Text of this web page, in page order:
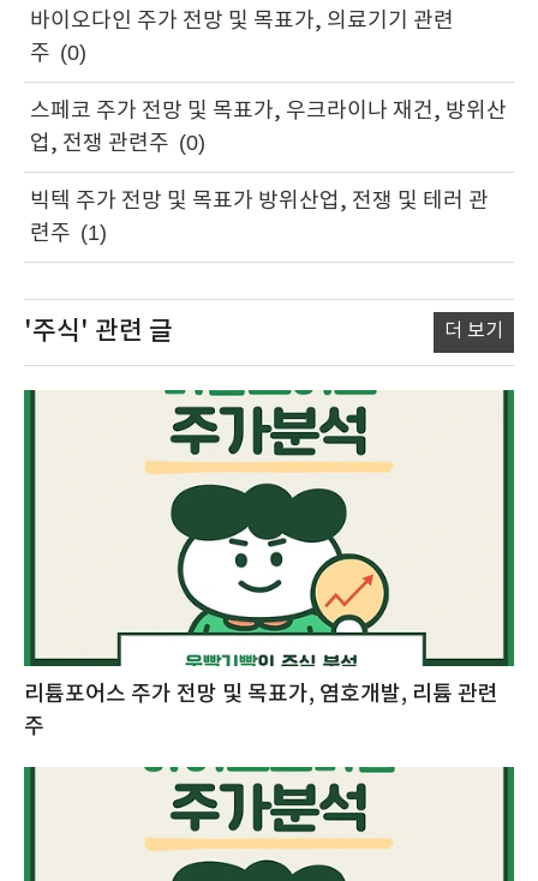
바이오다인 주가 전망 및 목표가, 의료기기 관련
주 (0)
스페코 주가 전망 및 목표가, 우크라이나 재건, 방위산
업, 전쟁 관련주 (0)
빅텍 주가 전망 및 목표가 방위산업, 전쟁 및 테러 관
련주 (1)
'주식' 관련 글 더 보기
리튬포어스 주가 전망 및 목표가, 염호개발, 리튬 관련
주